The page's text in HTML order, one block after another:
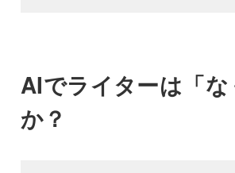
AIでライターは「
か？